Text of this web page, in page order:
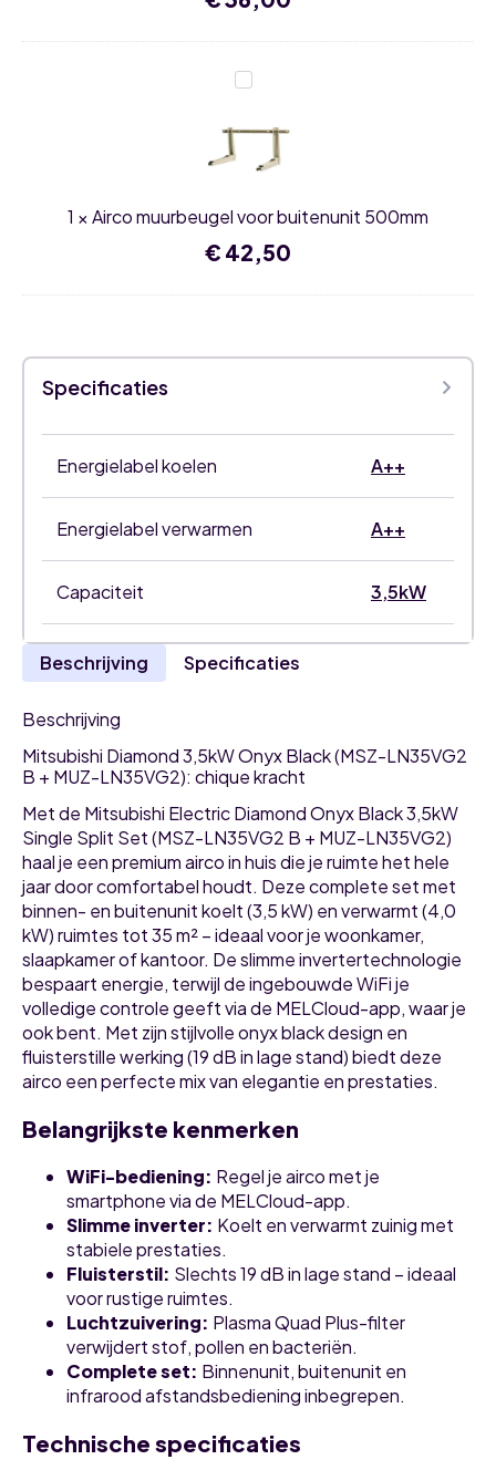
Airco
muurbeugel
buitenunit
500mm
1 ×Airco muurbeugel voor buitenunit 500mm
€ 42,50
Specificaties
Energielabel koelen A++
Energielabel verwarmen A++
Capaciteit 3,5kW
Beschrijving Specificaties
Beschrijving
Mitsubishi Diamond 3,5kW Onyx Black (MSZ-LN35VG2
B + MUZ-LN35VG2): chique kracht
Met de Mitsubishi Electric Diamond Onyx Black 3,5kW
Single Split Set (MSZ-LN35VG2 B + MUZ-LN35VG2)
haal je een premium airco in huis die je ruimte het hele
jaar door comfortabel houdt. Deze complete set met
binnen- en buitenunit koelt (3,5 kW) en verwarmt (4,0
kW) ruimtes tot 35 m² – ideaal voor je woonkamer,
slaapkamer of kantoor. De slimme invertertechnologie
bespaart energie, terwijl de ingebouwde WiFi je
volledige controle geeft via de MELCloud-app, waar je
ook bent. Met zijn stijlvolle onyx black design en
fluisterstille werking (19 dB in lage stand) biedt deze
airco een perfecte mix van elegantie en prestaties.
Belangrijkste kenmerken
WiFi-bediening: Regel je airco met je
smartphone via de MELCloud-app.
Slimme inverter: Koelt en verwarmt zuinig met
stabiele prestaties.
Fluisterstil: Slechts 19 dB in lage stand – ideaal
voor rustige ruimtes.
Luchtzuivering: Plasma Quad Plus-filter
verwijdert stof, pollen en bacteriën.
Complete set: Binnenunit, buitenunit en
infrarood afstandsbediening inbegrepen.
Technische specificaties